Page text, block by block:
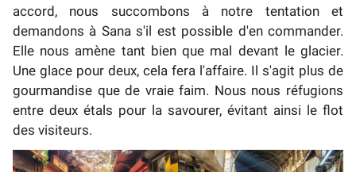
accord, nous succombons à notre tentation et
demandons à Sana s'il est possible d'en commander.
Elle nous amène tant bien que mal devant le glacier.
Une glace pour deux, cela fera l'affaire. Il s'agit plus de
gourmandise que de vraie faim. Nous nous réfugions
entre deux étals pour la savourer, évitant ainsi le flot
des visiteurs.